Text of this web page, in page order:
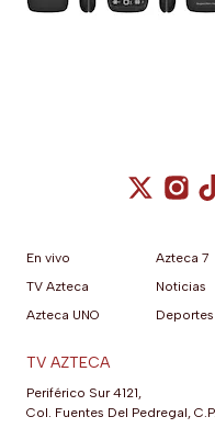
En vivo
TV Azteca
Azteca UNO
Azteca 7
Noticias
Deportes
TV AZTECA
Periférico Sur 4121,
Col. Fuentes Del Pedregal, C.P.